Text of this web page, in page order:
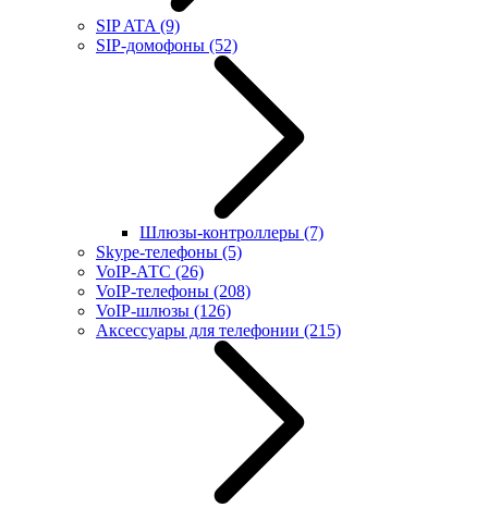
SIP ATA (9)
SIP-домофоны (52)
Шлюзы-контроллеры (7)
Skype-телефоны (5)
VoIP-АТС (26)
VoIP-телефоны (208)
VoIP-шлюзы (126)
Аксессуары для телефонии (215)